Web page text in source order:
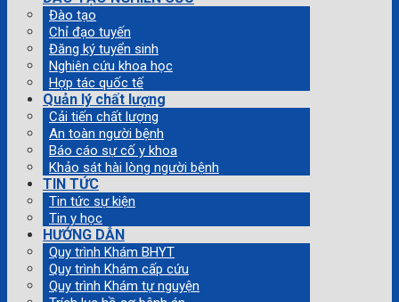
Đào tạo
Chỉ đạo tuyến
Đăng ký tuyển sinh
Nghiên cứu khoa học
Hợp tác quốc tế
Quản lý chất lượng
Cải tiến chất lượng
An toàn người bệnh
Báo cáo sự cố y khoa
Khảo sát hài lòng người bệnh
TIN TỨC
Tin tức sự kiện
Tin y học
HƯỚNG DẪN
Quy trình Khám BHYT
Quy trình Khám cấp cứu
Quy trình Khám tự nguyện